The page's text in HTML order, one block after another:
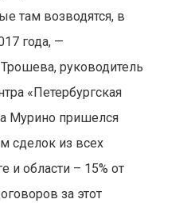
там возводятся, в
года, —
руководитель
«Петербургская
Мурино пришелся
сделок из всех
и области – 15% от
за этот